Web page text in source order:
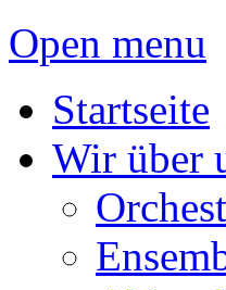
Open menu
Startseite
Wir über